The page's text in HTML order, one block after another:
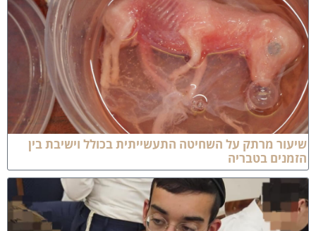
מרתק על השחיטה התעשייתית בכולל וישיבת בין
בטבריה